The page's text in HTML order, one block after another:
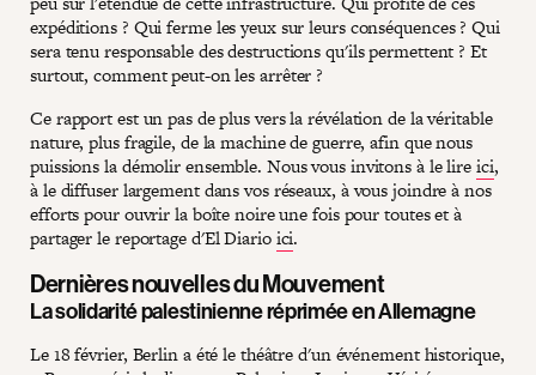
expéditions ? Qui ferme les yeux sur leurs conséquences ? Qui
sera tenu responsable des destructions qu'ils permettent ? Et
surtout, comment peut-on les arrêter ?
Ce rapport est un pas de plus vers la révélation de la véritable
nature, plus fragile, de la machine de guerre, afin que nous
puissions la démolir ensemble. Nous vous invitons à le lireici,
à le diffuser largement dans vos réseaux, à vous joindre à nos
efforts pour ouvrir la boîte noire une fois pour toutes et à
partager le reportage d'El Diarioici.
Dernières nouvelles du Mouvement
La solidarité palestinienne réprimée en Allemagne
Le 18 février, Berlin a été le théâtre d'un événement historique,